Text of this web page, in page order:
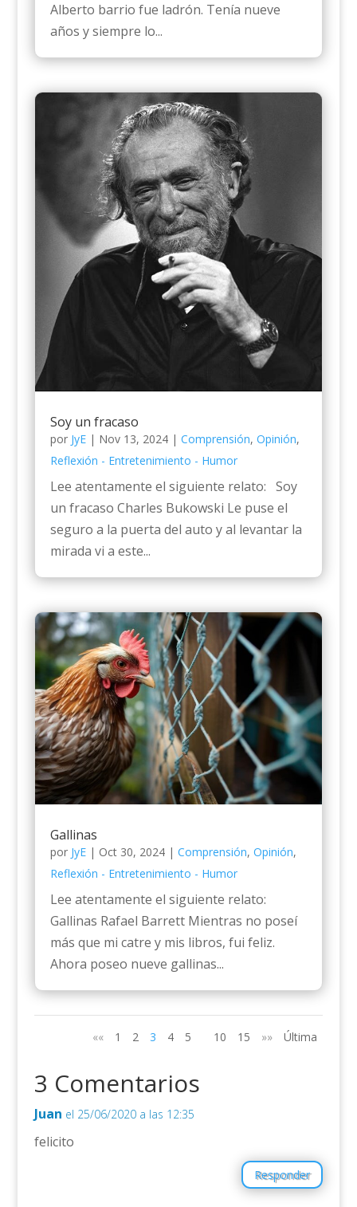
Alberto barrio fue ladrón. Tenía nueve
años y siempre lo...
Soy un fracaso
por JyE| Nov 13, 2024| Comprensión, Opinión,
Reflexión - Entretenimiento - Humor
Lee atentamente el siguiente relato: Soy
un fracaso Charles Bukowski Le puse el
seguro a la puerta del auto y al levantar la
mirada vi a este...
Gallinas
por JyE| Oct 30, 2024| Comprensión, Opinión,
Reflexión - Entretenimiento - Humor
Lee atentamente el siguiente relato:
Gallinas Rafael Barrett Mientras no poseí
más que mi catre y mis libros, fui feliz.
Ahora poseo nueve gallinas...
«« 1 2 3 4 5 10 15 »» Última
3 Comentarios
Juan el 25/06/2020 a las 12:35
felicito
Responder